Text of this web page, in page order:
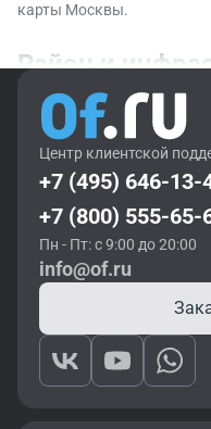
карты Москвы.
Район и
Станция м Бауманская
линии. Это Басманный
административного
историческая застройка
офисными проектами.
транспортную
Район Бауманской
перегруженной
культурные
зоны. Поблизости
кофейни, магазины.
Центр клиентской
+7 (495) 646-13-
+7 (800) 555-65-
Пн - Пт: с 9:00 до 20:00
info@of.ru